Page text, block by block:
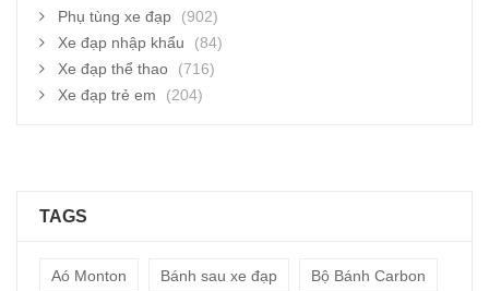
Phụ tùng xe đạp
(902)
Xe đạp nhập khẩu
(84)
Xe đạp thể thao
(716)
Xe đạp trẻ em
(204)
TAGS
Aó Monton Bánh sau xe đạp Bộ Bánh Carbon